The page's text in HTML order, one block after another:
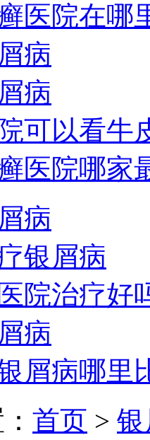
医院在哪
病
病
可以看牛
医院哪家
病
银屑病
院治疗好
病
屑病哪里
首页 >